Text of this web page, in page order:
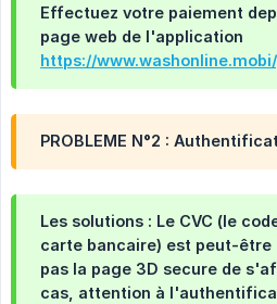
Effectuez votre paiement
page web de l'application
https://www.washonline.mobi/
PROBLEME N°2 :
Les solutions : Le CVC (le
carte bancaire) est peut-
pas la page 3D secure de
cas, attention à